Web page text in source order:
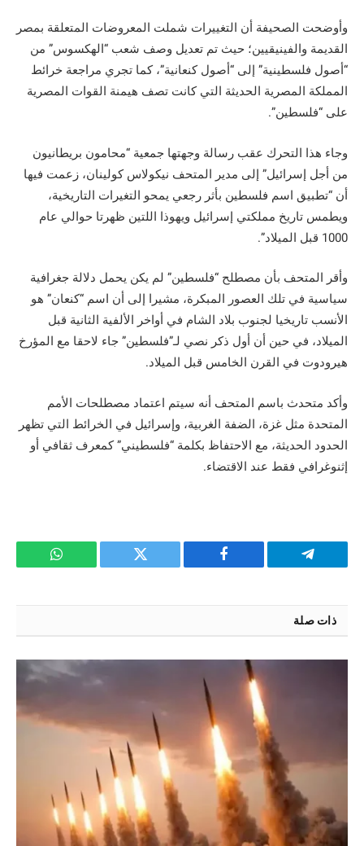
وأوضحت الصحيفة أن التغييرات شملت المعروضات المتعلقة بمصر
القديمة والفينيقيين؛ حيث تم تعديل وصف شعب “الهكسوس” من
“أصول فلسطينية” إلى “أصول كنعانية”، كما تجري مراجعة خرائط
المملكة المصرية الحديثة التي كانت تصف هيمنة القوات المصرية
على “فلسطين”.
وجاء هذا التحرك عقب رسالة وجهتها جمعية “محامون بريطانيون
من أجل إسرائيل” إلى مدير المتحف نيكولاس كولينان، زعمت فيها
أن “تطبيق اسم فلسطين بأثر رجعي يمحو التغيرات التاريخية،
ويطمس تاريخ مملكتي إسرائيل ويهوذا اللتين ظهرتا حوالي عام
1000 قبل الميلاد”.
وأقر المتحف بأن مصطلح “فلسطين” لم يكن يحمل دلالة جغرافية
سياسية في تلك العصور المبكرة، مشيرا إلى أن اسم “كنعان” هو
الأنسب تاريخيا لجنوب بلاد الشام في أواخر الألفية الثانية قبل
الميلاد، في حين أن أول ذكر نصي لـ”فلسطين” جاء لاحقا مع المؤرخ
هيرودوت في القرن الخامس قبل الميلاد.
وأكد متحدث باسم المتحف أنه سيتم اعتماد مصطلحات الأمم
المتحدة مثل غزة، الضفة الغربية، وإسرائيل في الخرائط التي تظهر
الحدود الحديثة، مع الاحتفاظ بكلمة “فلسطيني” كمعرف ثقافي أو
إثنوغرافي فقط عند الاقتضاء.
تيلقرام فيسبوك تويتر واتساب
ذات صلة